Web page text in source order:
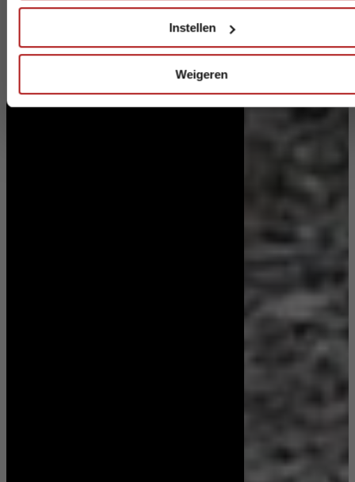
Instellen
Weigeren